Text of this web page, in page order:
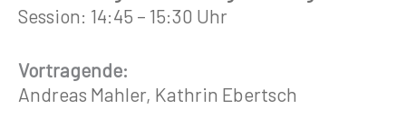
Session: 14:45 – 15:30 Uhr
Vortragende:
Andreas Mahler, Kathrin Ebertsch